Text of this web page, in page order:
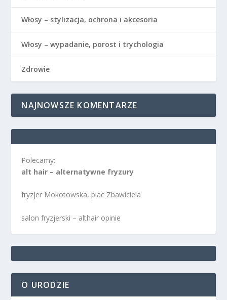
Włosy – stylizacja, ochrona i akcesoria
Włosy – wypadanie, porost i trychologia
Zdrowie
NAJNOWSZE KOMENTARZE
Polecamy:
alt hair – alternatywne fryzury
fryzjer Mokotowska, plac Zbawiciela
salon fryzjerski – althair opinie
O URODZIE